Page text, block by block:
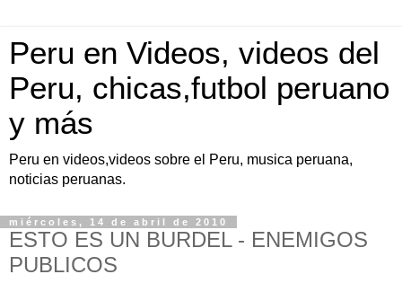
Peru en Videos, videos del
Peru, chicas,futbol peruano
y más
Peru en videos,videos sobre el Peru, musica peruana,
noticias peruanas.
miércoles, 14 de abril de 2010
ESTO ES UN BURDEL - ENEMIGOS
PUBLICOS